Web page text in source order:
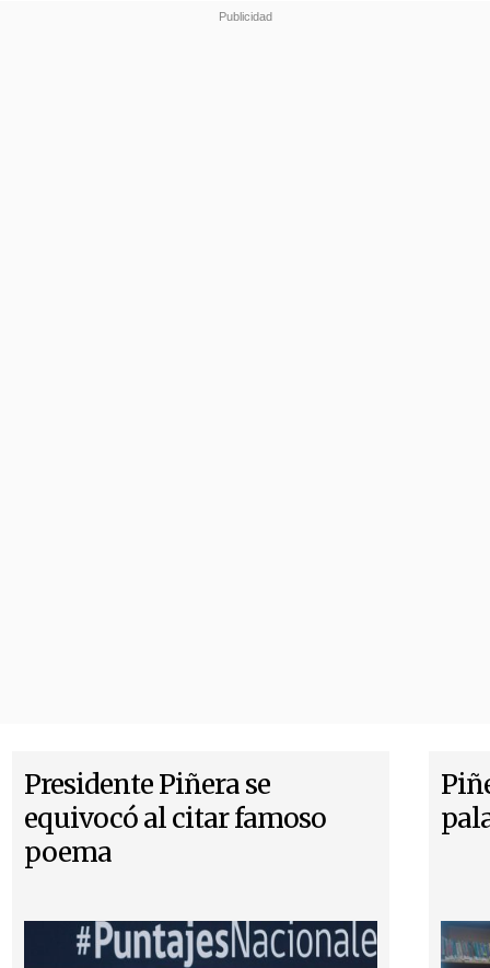
Presidente Piñera se
equivocó al citar famoso
poema